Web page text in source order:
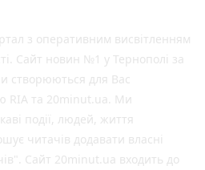
з оперативним висвітленням
Сайт новин №1 у Тернополі за
створюються для Вас
RIA та 20minut.ua. Ми
події, людей, життя
читачів додавати власні
Сайт 20minut.ua входить до